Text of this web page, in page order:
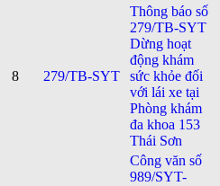
8 279/TB-SYT
Thông báo số
279/TB-SYT
Dừng hoạt
động khám
sức khỏe đối
với lái xe tại
Phòng khám
đa khoa 153
Thái Sơn
Công văn số
989/SYT-